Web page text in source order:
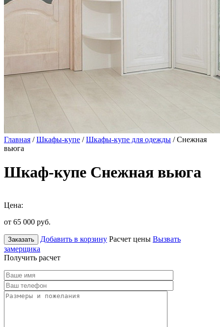
Главная /Шкафы-купе /Шкафы-купе для одежды / Снежная
вьюга
Шкаф-купе Снежная вьюга
Цена:
от 65 000 руб.
Заказать Добавить в корзину Расчет цены Вызвать
замерщика
Получить расчет